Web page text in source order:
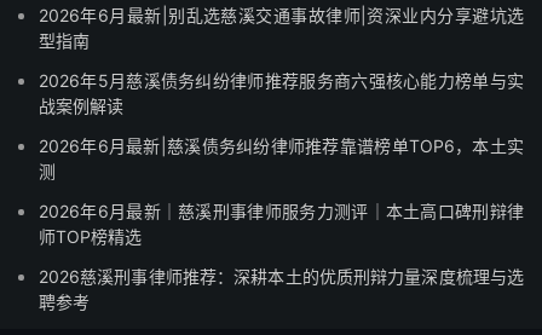
2026年6月最新|别乱选慈溪交通事故律师|资深业内分享避坑选
型指南
2026年5月慈溪债务纠纷律师推荐服务商六强核心能力榜单与实
战案例解读
2026年6月最新|慈溪债务纠纷律师推荐靠谱榜单TOP6，本土实
测
2026年6月最新｜慈溪刑事律师服务力测评｜本土高口碑刑辩律
师TOP榜精选
2026慈溪刑事律师推荐：深耕本土的优质刑辩力量深度梳理与选
聘参考